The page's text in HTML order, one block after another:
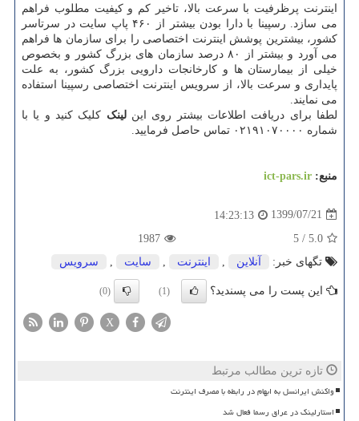
اینترنت پرظرفیت با سرعت بالا، تاخیر کم و کیفیت مطلوب فراهم
می سازد. رسپینا با دارا بودن بیشتر از ۴۶۰ پاپ سایت در سرتاسر
کشور، بیشترین پوشش اینترنت اختصاصی را برای سازمان ها فراهم
می آورد و بیشتر از ۸۰ درصد سازمان های بزرگ کشور و بخصوص
خیلی از بیمارستان ها و کارخانجات دارویی بزرگ کشور، به علت
پایداری و سرعت بالا، از سرویس اینترنت اختصاصی رسپینا استفاده
می نمایند.
لطفا برای دریافت اطلاعات بیشتر روی اینلینک کلیک کنید و یا با
شماره ۰۲۱۹۱۰۷۰۰۰۰ تماس حاصل فرمایید.
منبع: ict-pars.ir
1399/07/21
14:23:13
5.0
/
5
1987
تگهای خبر:
آنلاین اینترنت سایت سرویس
این پست را می پسندید؟ (1)
(0)
X
تازه ترین مطالب مرتبط
واکنش ایرانسل به ابهام در رابطه با مصرف اینترنت
استارلینک در عراق رسما فعال شد